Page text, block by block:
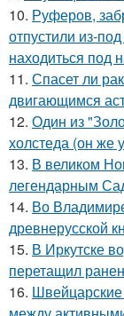
10. Руферов,
отпустили из-
находиться под
11. Спасет ли
двигающимся
12. Один из
холстеда (он же
13. В великом
легендарным
14. Во
древнерусской
15. В Иркутске
перетащил
16.